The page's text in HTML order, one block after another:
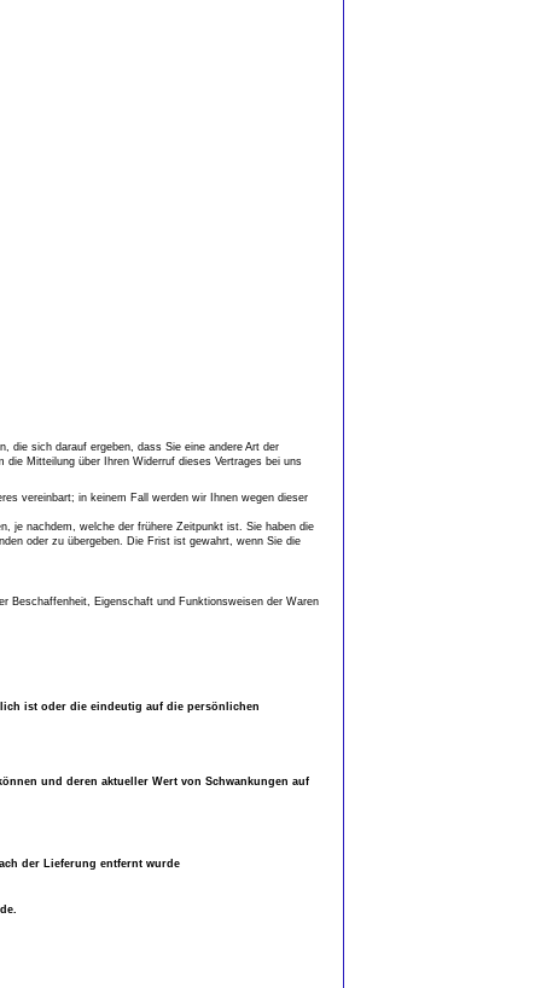
die sich darauf ergeben, dass Sie eine andere Art der
Mitteilung über Ihren Widerruf dieses Vertrages bei uns
vereinbart; in keinem Fall werden wir Ihnen wegen dieser
je nachdem, welche der frühere Zeitpunkt ist. Sie haben die
oder zu übergeben. Die Frist ist gewahrt, wenn Sie die
Beschaffenheit, Eigenschaft und Funktionsweisen der Waren
ist oder die eindeutig auf die persönlichen
und deren aktueller Wert von Schwankungen auf
der Lieferung entfernt wurde